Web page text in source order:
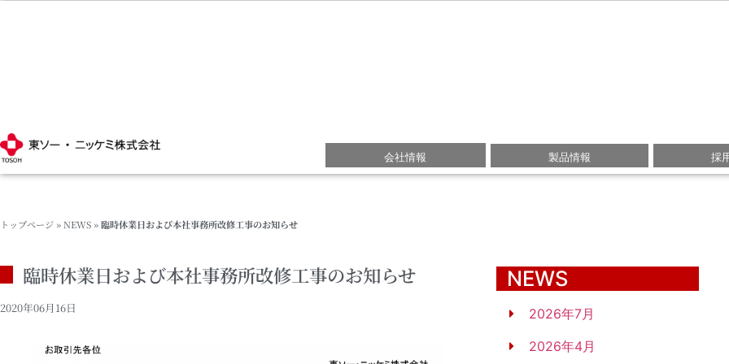
会社情報 製品情報 採
トップページ» NEWS»臨時休業日および本社事務所改修工事のお知らせ
臨時休業日および本社事務所改修工事のお知らせ
2020年06月16日
NEWS
2026年7月
2026年4月